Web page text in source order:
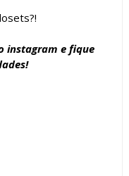
instagram e fique